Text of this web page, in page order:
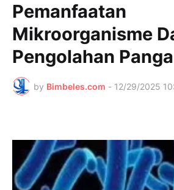
Pemanfaatan
Mikroorganisme
Pengolahan
by Bimbeles.com - 12/29/2025